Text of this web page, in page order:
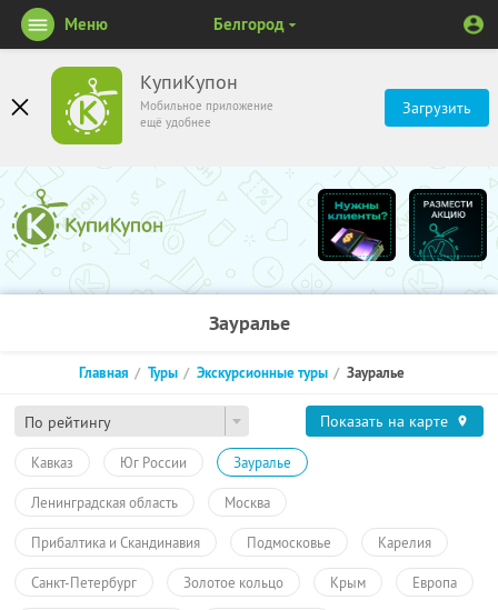
КупиКупон
Мобильное приложение
ещё удобнее
Загрузить
Меню Белгород
Зауралье
По рейтингу
Главная Туры Экскурсионные туры Зауралье
Показать на карте
Кавказ Юг России Зауралье
Ленинградская область Москва
Прибалтика и Скандинавия Подмосковье Карелия
Санкт-Петербург Золотое кольцо Крым Европа